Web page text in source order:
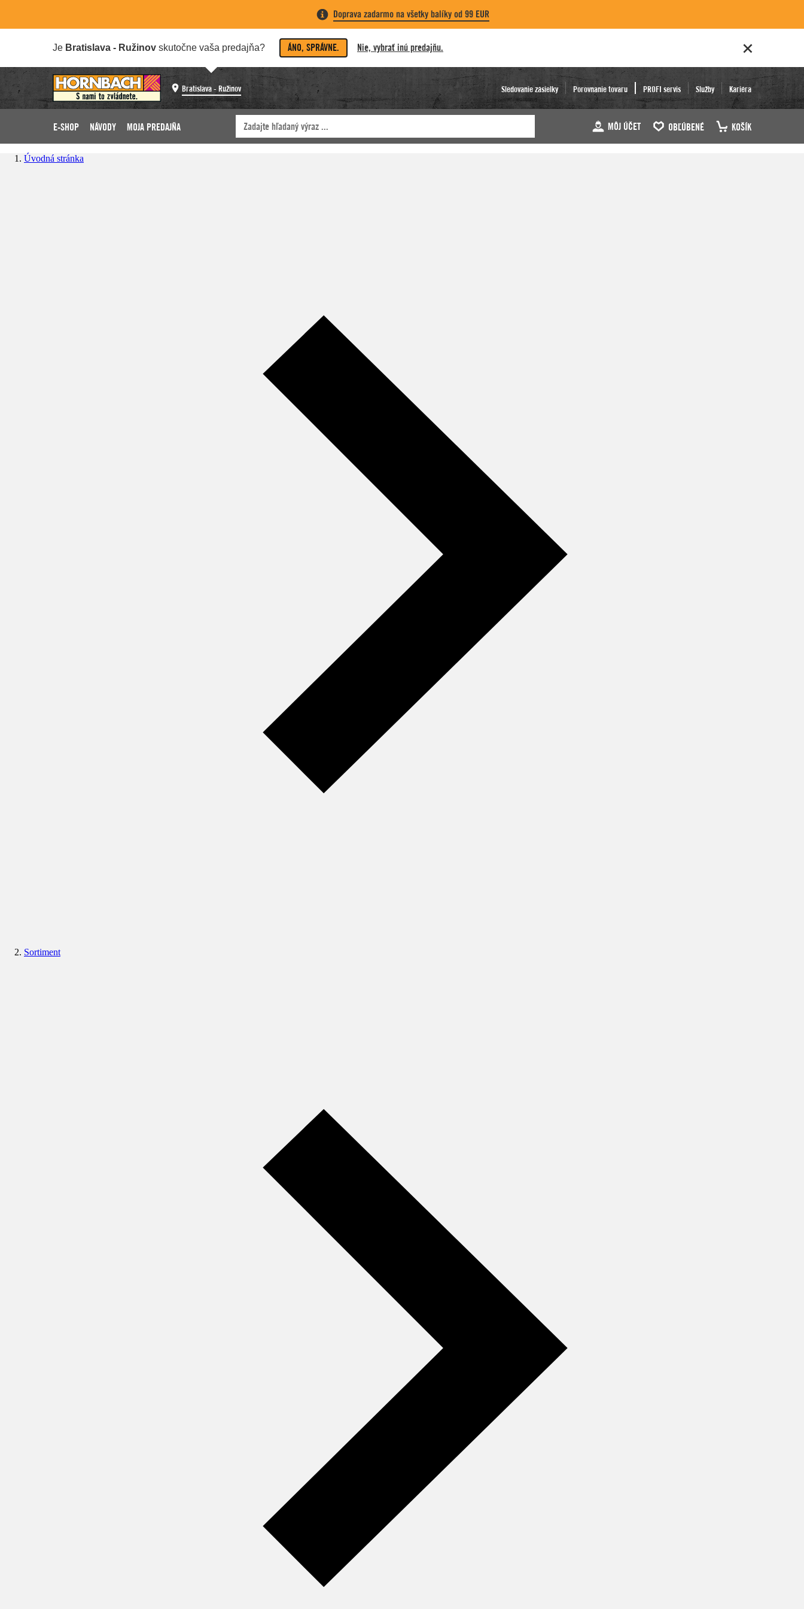
Doprava zadarmo na všetky balíky od 99 EUR
Je Bratislava - Ružinov skutočne vaša predajňa? ÁNO, SPRÁVNE. Nie, vybrať inú predajňu.
Bratislava - Ružinov Sledovanie zásielky Porovnanie tovaru PROFI servis Služby Kariéra
E-SHOP NÁVODY MOJA PREDAJŇA MÔJ ÚČET OBĽÚBENÉ KOŠÍK
Úvodná stránka
Sortiment